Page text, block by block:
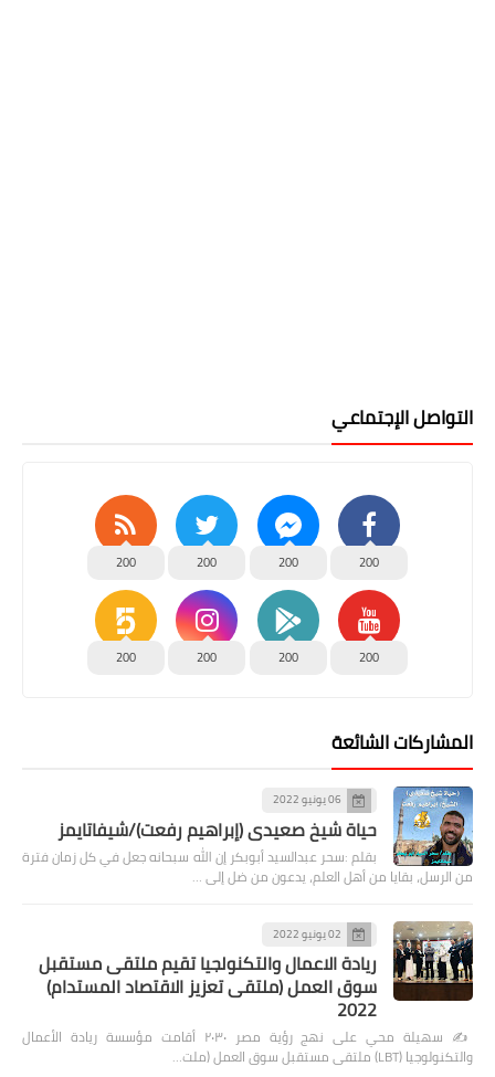
التواصل الإجتماعي
200
200
200
200
200
200
200
200
المشاركات الشائعة
06 يونيو 2022
حياة شيخ صعيدى (إبراهيم رفعت)/شيفاتايمز
بقلم :سحر عبدالسيد أبوبكر إن الله سبحانه جعل في كل زمان فترة
من الرسل، بقايا من أهل العلم، يدعون من ضل إلى …
02 يونيو 2022
ريادة الاعمال والتكنولجيا تقيم ملتقى مستقبل
سوق العمل (ملتقى تعزيز الاقتصاد المستدام)
2022
✍️ سهيلة محي على نهج رؤية مصر ٢٠٣٠ أقامت مؤسسة ريادة الأعمال
والتكنولوجيا (LBT) ملتقى مستقبل سوق العمل (ملت…